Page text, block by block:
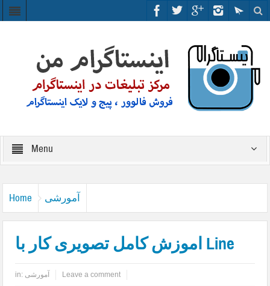
Menu
Home آمورشی
اموزش کامل تصویری کار با Line
in: آمورشی Leave a comment